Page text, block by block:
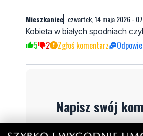
Mieszkaniec czwartek, 14 maja 2026 -
Kobieta w białych spodniach
5 2 Zgłoś komentarz
Napisz swój
Nie hejtuj, pisz